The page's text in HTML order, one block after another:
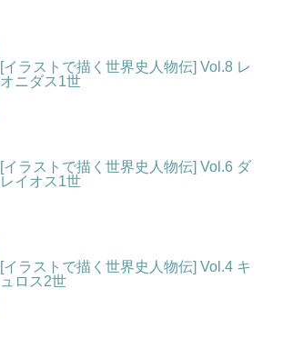
[イラストで描く世界史人物伝] Vol.8 レ
オニダス1世
[イラストで描く世界史人物伝] Vol.6 ダ
レイオス1世
[イラストで描く世界史人物伝] Vol.4 キ
ュロス2世